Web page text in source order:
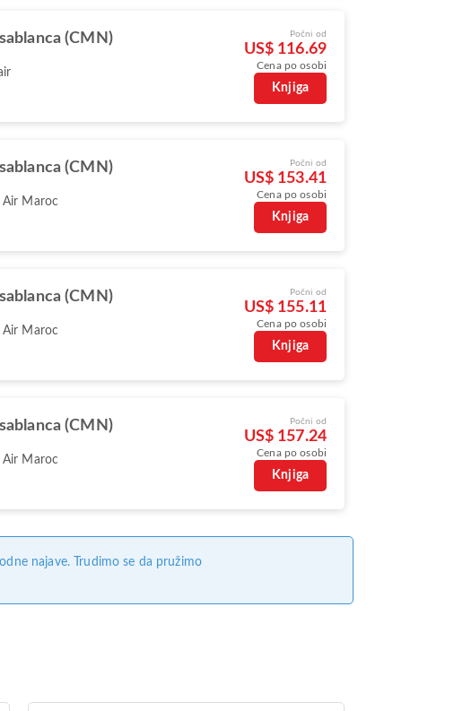
(CMN) Počni od
US$ 116.69
Cena po osobi
Knjiga
(CMN)
Air Maroc
Počni od
US$ 153.41
Cena po osobi
Knjiga
(CMN)
Air Maroc
Počni od
US$ 155.11
Cena po osobi
Knjiga
(CMN)
Air Maroc
Počni od
US$ 157.24
Cena po osobi
Knjiga
najave. Trudimo se da pružimo